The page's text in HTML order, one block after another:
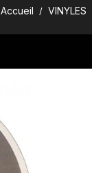
Accueil VINYLES